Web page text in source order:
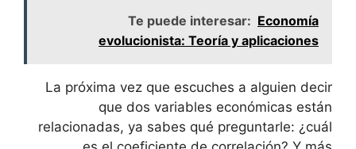
Te puede interesar: Economía
evolucionista: Teoría y aplicaciones
La próxima vez que escuches⁢ a alguien decir
que ‍dos variables económicas están
relacionadas, ya sabes qué ⁣preguntarle:⁤ ¿cuál